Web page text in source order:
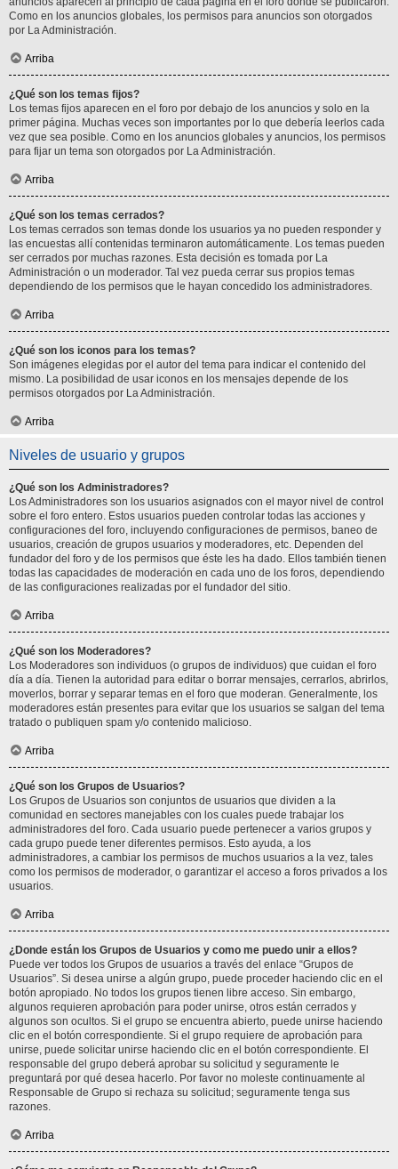
Como en los anuncios globales, los permisos para anuncios son otorgados
por La Administración.
Arriba
¿Qué son los temas fijos?
Los temas fijos aparecen en el foro por debajo de los anuncios y solo en la
primer página. Muchas veces son importantes por lo que debería leerlos cada
vez que sea posible. Como en los anuncios globales y anuncios, los permisos
para fijar un tema son otorgados por La Administración.
Arriba
¿Qué son los temas cerrados?
Los temas cerrados son temas donde los usuarios ya no pueden responder y
las encuestas allí contenidas terminaron automáticamente. Los temas pueden
ser cerrados por muchas razones. Esta decisión es tomada por La
Administración o un moderador. Tal vez pueda cerrar sus propios temas
dependiendo de los permisos que le hayan concedido los administradores.
Arriba
¿Qué son los iconos para los temas?
Son imágenes elegidas por el autor del tema para indicar el contenido del
mismo. La posibilidad de usar iconos en los mensajes depende de los
permisos otorgados por La Administración.
Arriba
Niveles de usuario y grupos
¿Qué son los Administradores?
Los Administradores son los usuarios asignados con el mayor nivel de control
sobre el foro entero. Estos usuarios pueden controlar todas las acciones y
configuraciones del foro, incluyendo configuraciones de permisos, baneo de
usuarios, creación de grupos usuarios y moderadores, etc. Dependen del
fundador del foro y de los permisos que éste les ha dado. Ellos también tienen
todas las capacidades de moderación en cada uno de los foros, dependiendo
de las configuraciones realizadas por el fundador del sitio.
Arriba
¿Qué son los Moderadores?
Los Moderadores son individuos (o grupos de individuos) que cuidan el foro
día a día. Tienen la autoridad para editar o borrar mensajes, cerrarlos, abrirlos,
moverlos, borrar y separar temas en el foro que moderan. Generalmente, los
moderadores están presentes para evitar que los usuarios se salgan del tema
tratado o publiquen spam y/o contenido malicioso.
Arriba
¿Qué son los Grupos de Usuarios?
Los Grupos de Usuarios son conjuntos de usuarios que dividen a la
comunidad en sectores manejables con los cuales puede trabajar los
administradores del foro. Cada usuario puede pertenecer a varios grupos y
cada grupo puede tener diferentes permisos. Esto ayuda, a los
administradores, a cambiar los permisos de muchos usuarios a la vez, tales
como los permisos de moderador, o garantizar el acceso a foros privados a los
usuarios.
Arriba
¿Donde están los Grupos de Usuarios y como me puedo unir a ellos?
Puede ver todos los Grupos de usuarios a través del enlace “Grupos de
Usuarios”. Si desea unirse a algún grupo, puede proceder haciendo clic en el
botón apropiado. No todos los grupos tienen libre acceso. Sin embargo,
algunos requieren aprobación para poder unirse, otros están cerrados y
algunos son ocultos. Si el grupo se encuentra abierto, puede unirse haciendo
clic en el botón correspondiente. Si el grupo requiere de aprobación para
unirse, puede solicitar unirse haciendo clic en el botón correspondiente. El
responsable del grupo deberá aprobar su solicitud y seguramente le
preguntará por qué desea hacerlo. Por favor no moleste continuamente al
Responsable de Grupo si rechaza su solicitud; seguramente tenga sus
razones.
Arriba